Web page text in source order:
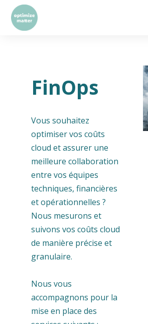
FinOps
Vous souhaitez
optimiser vos coûts
cloud et assurer une
meilleure collaboration
entre vos équipes
techniques, financières
et opérationnelles ?
Nous mesurons et
suivons vos coûts cloud
de manière précise et
granulaire.
Nous vous
accompagnons pour la
mise en place des